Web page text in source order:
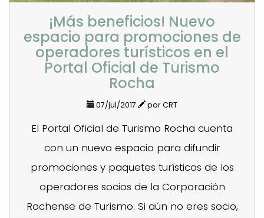
¡Más beneficios! Nuevo
espacio para promociones de
operadores turísticos en el
Portal Oficial de Turismo
Rocha
07/jul/2017 por CRT
El Portal Oficial de Turismo Rocha cuenta
con un nuevo espacio para difundir
promociones y paquetes turísticos de los
operadores socios de la Corporación
Rochense de Turismo. Si aún no eres socio,